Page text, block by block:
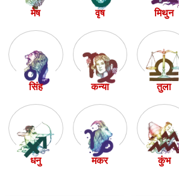
मेष वृष मिथुन
सिंह कन्या तुला
धनु मकर कुंभ